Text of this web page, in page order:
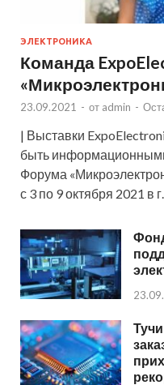
ЭЛЕКТРОНИКА
Команда
23.09.2021 - от admin -
| Выставки
быть
Форума
с 3 по 9 октября 2021